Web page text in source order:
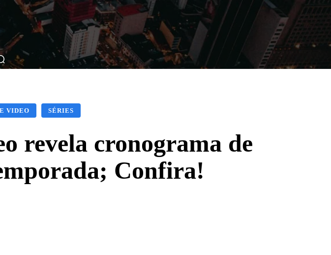
Matérias Nos Cinemas Filmes Séries Música Gênero
VIDEO SÉRIES
revela cronograma de
Confira!